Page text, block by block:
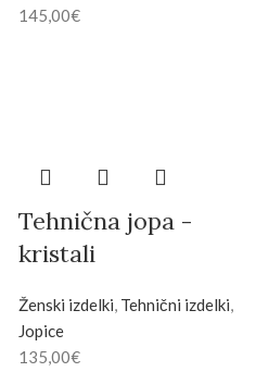
145,00€
Tehnična jopa -
kristali
Ženski izdelki, Tehnični izdelki,
Jopice
135,00€